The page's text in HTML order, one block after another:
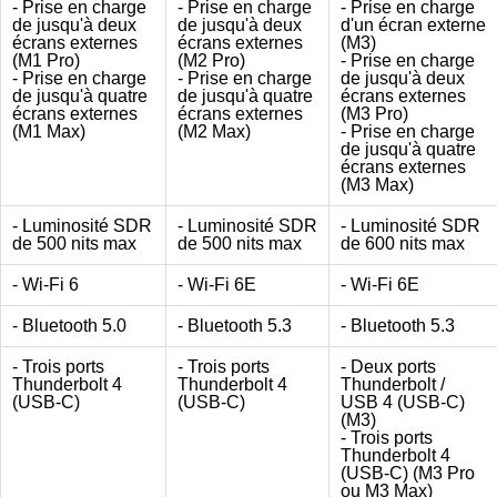
- Prise en charge
de jusqu'à deux
écrans externes
(M1 Pro)
- Prise en charge
de jusqu'à quatre
écrans externes
(M1 Max)
- Prise en charge
de jusqu'à deux
écrans externes
(M2 Pro)
- Prise en charge
de jusqu'à quatre
écrans externes
(M2 Max)
- Prise en charge
d'un écran externe
(M3)
- Prise en charge
de jusqu'à deux
écrans externes
(M3 Pro)
- Prise en charge
de jusqu'à quatre
écrans externes
(M3 Max)
- Luminosité SDR
de 500 nits max
- Luminosité SDR
de 500 nits max
- Luminosité SDR
de 600 nits max
- Wi-Fi 6 - Wi-Fi 6E - Wi-Fi 6E
- Bluetooth 5.0 - Bluetooth 5.3 - Bluetooth 5.3
- Trois ports
Thunderbolt 4
(USB-C)
- Trois ports
Thunderbolt 4
(USB-C)
- Deux ports
Thunderbolt /
USB 4 (USB-C)
(M3)
- Trois ports
Thunderbolt 4
(USB-C) (M3 Pro
ou M3 Max)